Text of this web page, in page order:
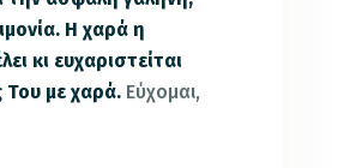
Η χαρά η
κι ευχαριστείται
Του με χαρά. Εύχομαι,